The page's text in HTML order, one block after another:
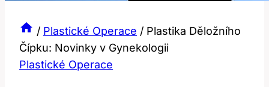
/ Plastické Operace / Plastika Děložního
Čípku: Novinky v Gynekologii
Plastické Operace